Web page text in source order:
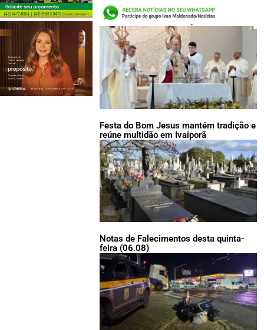
LEIA TAMBÉM:
Festa do Bom Jesus mantém tradição e
reúne multidão em Ivaiporã
Notas de Falecimentos desta quinta-
feira (06.08)